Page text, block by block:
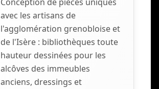
avec les artisans de
l'agglomération grenobloise et
de l'Isère : bibliothèques toute
hauteur dessinées pour les
alcôves des immeubles
anciens, dressings et